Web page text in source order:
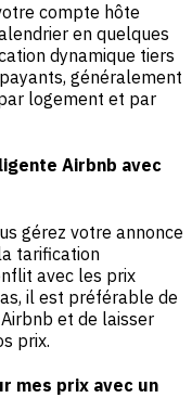
compte hôte
en quelques
dynamique tiers
généralement
logement et par
Airbnb avec
gérez votre annonce
tarification
avec les prix
il est préférable de
et de laisser
prix.
mes prix avec un